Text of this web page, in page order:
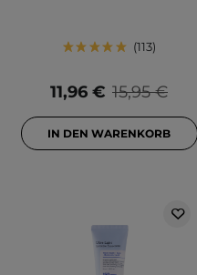
113
15,95 €
11,96 €
IN DEN WARENKORB